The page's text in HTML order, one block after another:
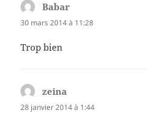
Babar
30 mars 2014 à 11:28
Trop bien
zeina
28 janvier 2014 à 1:44